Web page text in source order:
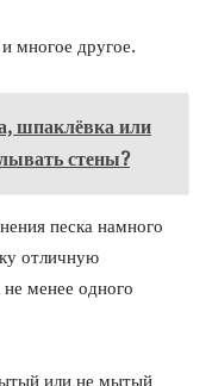
многое другое.
шпаклёвка или
стены?
песка намного
отличную
менее одного
или не мытый